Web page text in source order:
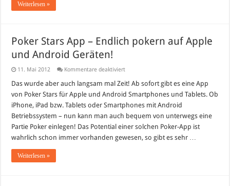
Weiterlesen »
Poker Stars App – Endlich pokern auf Apple
und Android Geräten!
11. Mai 2012 Kommentare deaktiviertfür
Stars
–
Endlich
pokern
auf
und
Android
Geräten!
Das wurde aber auch langsam mal Zeit! Ab sofort gibt es eine App
von Poker Stars für Apple und Android Smartphones und Tablets. Ob
iPhone, iPad bzw. Tablets oder Smartphones mit Android
Betriebssystem – nun kann man auch bequem von unterwegs eine
Partie Poker einlegen! Das Potential einer solchen Poker-App ist
wahrlich schon immer vorhanden gewesen, so gibt es sehr …
Weiterlesen »